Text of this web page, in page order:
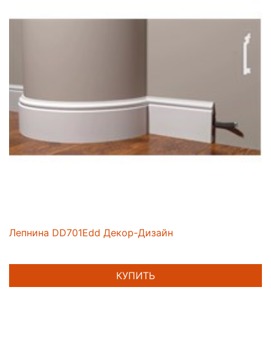
Лепнина DD701Edd Декор-Дизайн
КУПИТЬ